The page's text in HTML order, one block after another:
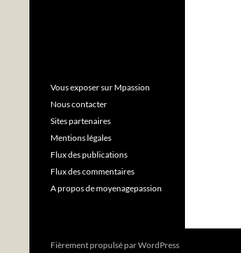
Vous exposer sur Mpassion
Nous contacter
Sites partenaires
Mentions légales
Flux des publications
Flux des commentaires
A propos de moyenagepassion
Fièrement propulsé par WordPress